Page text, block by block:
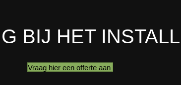
BIJ HET
Vraag hier een offerte aan